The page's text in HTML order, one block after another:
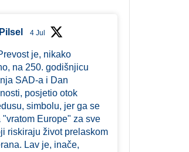
4 Jul
je, nikako
na 250. godišnjicu
SAD-a i Dan
posjetio otok
simbolu, jer ga se
"vratom Europe" za sve
riskiraju život prelaskom
Lav je, inače,